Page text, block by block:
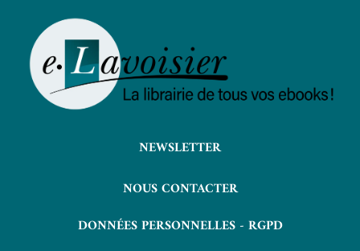
NEWSLETTER
NOUS CONTACTER
DONNÉES PERSONNELLES - RGPD